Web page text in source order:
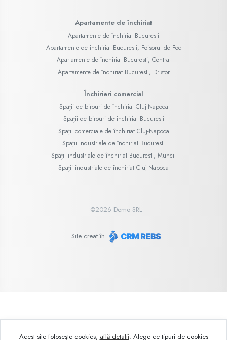
Apartamente de închiriat
Apartamente de închiriat Bucuresti
Apartamente de închiriat Bucuresti, Foisorul de Foc
Apartamente de închiriat Bucuresti, Central
Apartamente de închiriat Bucuresti, Dristor
Închirieri comercial
Spații de birouri de închiriat Cluj-Napoca
Spații de birouri de închiriat Bucuresti
Spații comerciale de închiriat Cluj-Napoca
Spații industriale de închiriat Bucuresti
Spații industriale de închiriat Bucuresti, Muncii
Spații industriale de închiriat Cluj-Napoca
©2026 Demo SRL
Site creat în
Acest site folosește cookies, află detalii. Alege ce tipuri de cookies